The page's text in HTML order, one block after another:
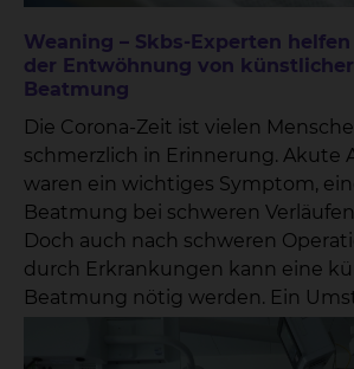
Weaning – Skbs-Experten
der Entwöhnung von künstlicher
Beatmung
Die Corona-Zeit ist vielen
schmerzlich in Erinnerung. Akute Atemprobleme
waren ein wichtiges Symptom,
Beatmung bei schweren
Doch auch nach schweren
durch Erkrankungen kann eine
Beatmung nötig werden. Ein Umstand, der
bereits nach kurzer Zeit nimmt